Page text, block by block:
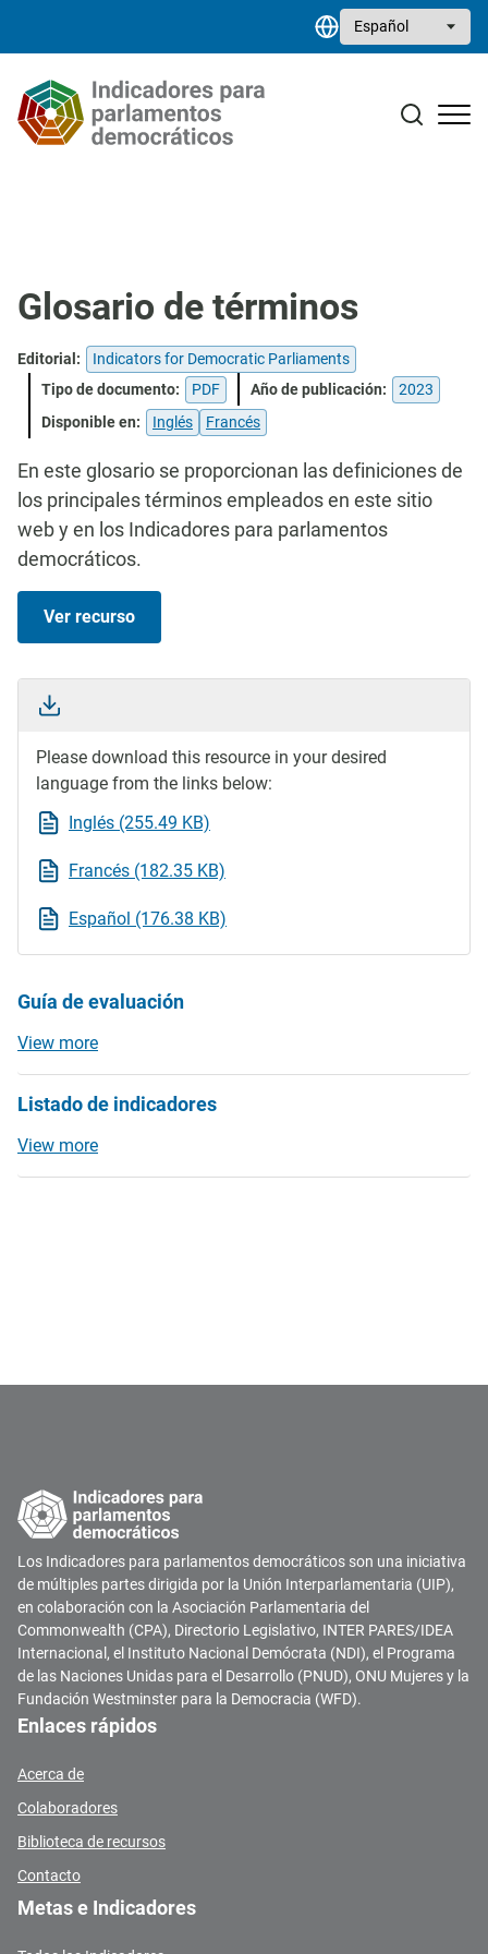
Select your language
Biblioteca de recursos
Contacto
Glosario de términos
Editorial:
Indicators for Democratic Parliaments
Tipo de documento:
PDF Año de publicación:
2023
Disponible en:
Inglés Francés
En este glosario se proporcionan las definiciones de
los principales términos empleados en este sitio
web y en los Indicadores para parlamentos
democráticos.
Ver recurso
Please download this resource in your desired
language from the links below:
Inglés (255.49 KB)
Francés (182.35 KB)
Español (176.38 KB)
Guía de evaluación
View more
Listado de indicadores
View more
Los Indicadores para parlamentos democráticos son una iniciativa
de múltiples partes dirigida por la Unión Interparlamentaria (UIP),
en colaboración con la Asociación Parlamentaria del
Commonwealth (CPA), Directorio Legislativo, INTER PARES/IDEA
Internacional, el Instituto Nacional Demócrata (NDI), el Programa
de las Naciones Unidas para el Desarrollo (PNUD), ONU Mujeres y la
Fundación Westminster para la Democracia (WFD).
Enlaces rápidos
Acerca de
Colaboradores
Biblioteca de recursos
Contacto
Metas e Indicadores